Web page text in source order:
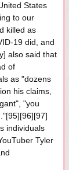
States
to our
killed as
19 did, and
also said that
of
as "dozens
his claims,
"you
individuals
Tyler